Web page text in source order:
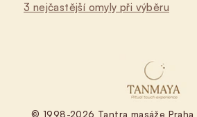
3 nejčastější omyly při výběru
© 1998-2026 Tantra masáže Praha